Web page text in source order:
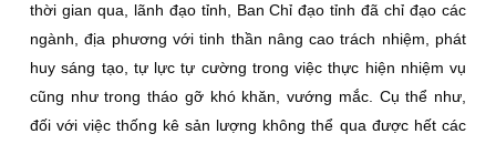
thời gian qua, lãnh đạo tỉnh, Ban Chỉ đạo tỉnh đã chỉ đạo các
ngành, địa phương với tinh thần nâng cao trách nhiệm, phát
huy sáng tạo, tự lực tự cường trong việc thực hiện nhiệm vụ
cũng như trong tháo gỡ khó khăn, vướng mắc. Cụ thể như,
đối với việc thống kê sản lượng không thể qua được hết các